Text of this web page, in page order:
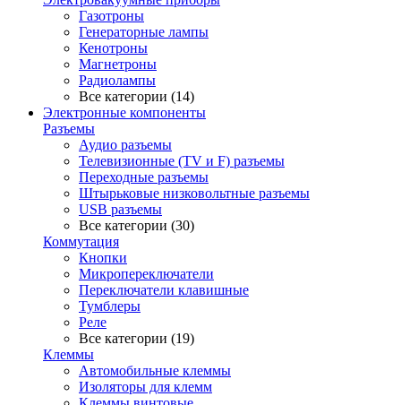
Газотроны
Генераторные лампы
Кенотроны
Магнетроны
Радиолампы
Все категории (14)
Электронные компоненты
Разъемы
Аудио разъемы
Телевизионные (TV и F) разъемы
Переходные разъемы
Штырьковые низковольтные разъемы
USB разъемы
Все категории (30)
Коммутация
Кнопки
Микропереключатели
Переключатели клавишные
Тумблеры
Реле
Все категории (19)
Клеммы
Автомобильные клеммы
Изоляторы для клемм